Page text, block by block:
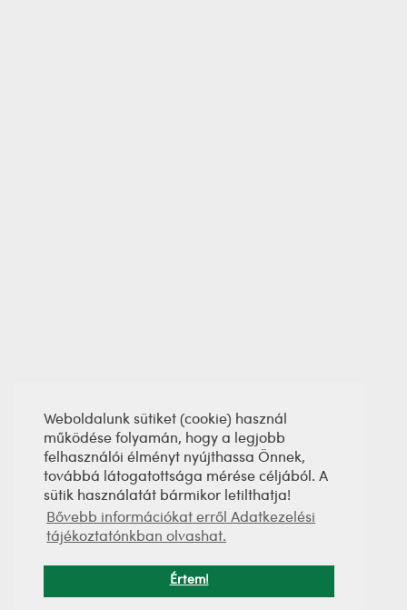
Weboldalunk sütiket (cookie) használ
működése folyamán, hogy a legjobb
felhasználói élményt nyújthassa Önnek,
továbbá látogatottsága mérése céljából. A
sütik használatát bármikor letilthatja!
Bővebb információkat erről Adatkezelési
tájékoztatónkban olvashat.
Értem!